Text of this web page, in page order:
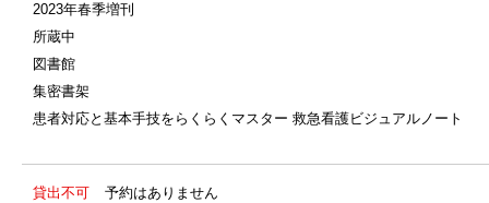
2023年春季増刊
所蔵中
図書館
集密書架
患者対応と基本手技をらくらくマスター 救急看護ビジュアルノート
貸出不可 予約はありません